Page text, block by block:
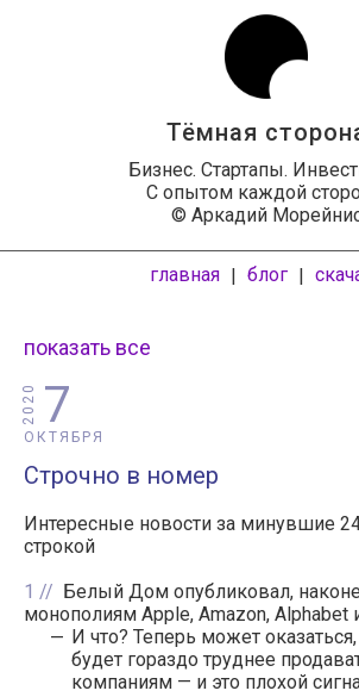
Тёмная
Бизнес. Стартапы.
С опытом каждой
© Аркадий
главная | блог |
показать все
7
ОКТЯБРЯ
2020
Строчно в номер
Интересные новости за минувшие
строкой
1
Белый Дом опубликовал,
монополиям Apple, Amazon, Alphabet
И что? Теперь может оказаться,
будет гораздо труднее
компаниям — и это плохой